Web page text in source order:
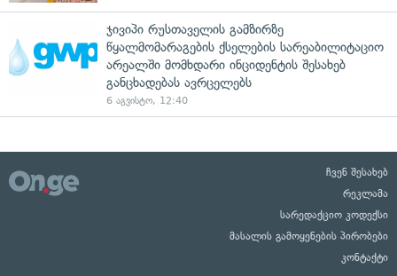
ჯივიპი რუსთაველის გამზირზე
წყალმომარაგების ქსელების სარეაბილიტაციო
არეალში მომხდარი ინციდენტის შესახებ
განცხადებას ავრცელებს
6 აგვისტო, 12:40
ჩვენ შესახებ
რეკლამა
სარედაქციო კოდექსი
მასალის გამოყენების პირობები
კონტაქტი